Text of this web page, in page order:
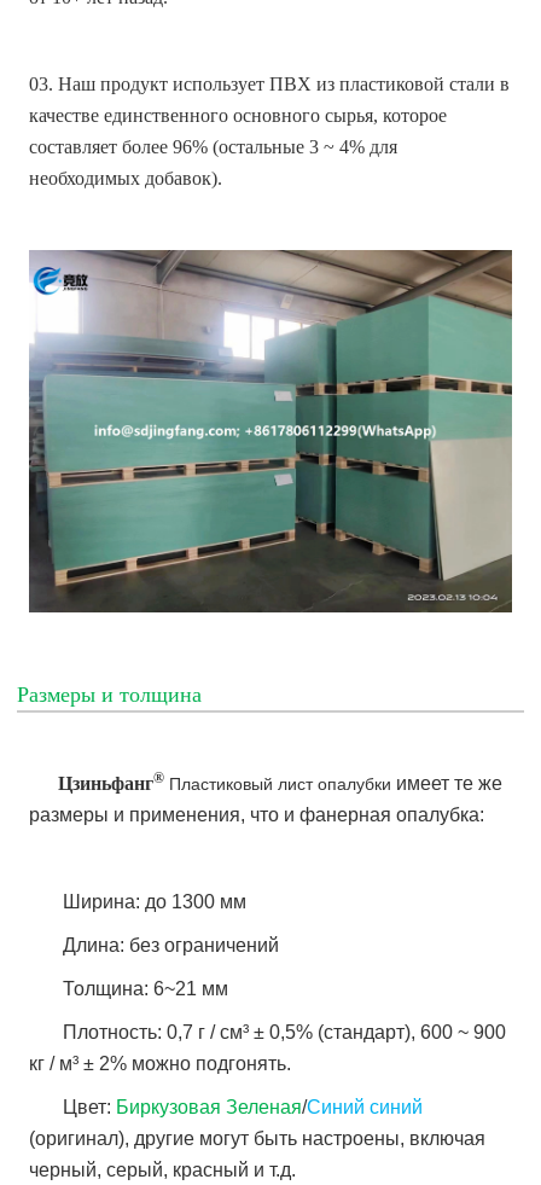
03. Наш продукт использует ПВХ из пластиковой стали в
качестве единственного основного сырья, которое
составляет более 96% (остальные 3 ~ 4% для
необходимых добавок).
Размеры и толщина
Цзиньфанг® Пластиковый лист опалубки имеет те же
размеры и применения, что и фанерная опалубка:
Ширина: до 1300 мм
Длина: без ограничений
Толщина: 6~21 мм
Плотность: 0,7 г / см³ ± 0,5% (стандарт), 600 ~ 900
кг / м³ ± 2% можно подгонять.
Цвет: Биркузовая Зеленая/Синий синий
(оригинал), другие могут быть настроены, включая
черный, серый, красный и т.д.